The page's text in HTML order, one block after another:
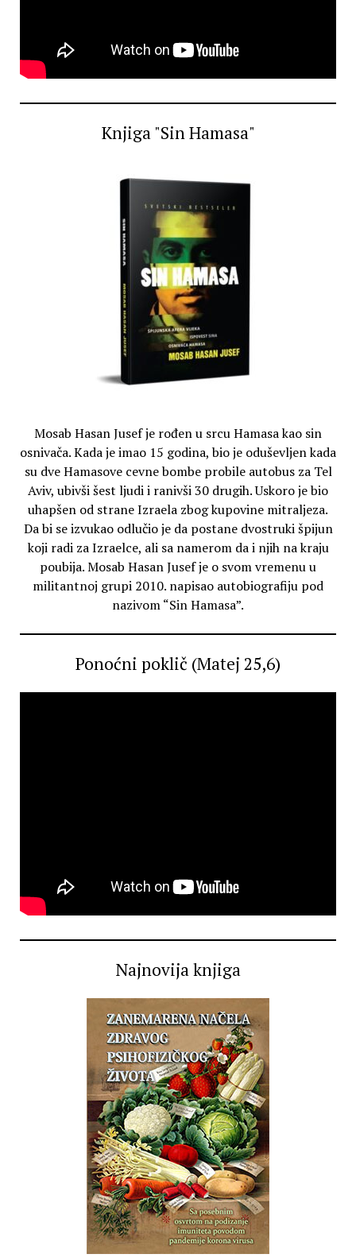
Knjiga "Sin Hamasa"
Mosab Hasan Jusef je rođen u srcu Hamasa kao sin
osnivača. Kada je imao 15 godina, bio je oduševljen kada
su dve Hamasove cevne bombe probile autobus za Tel
Aviv, ubivši šest ljudi i ranivši 30 drugih. Uskoro je bio
uhapšen od strane Izraela zbog kupovine mitraljeza.
Da bi se izvukao odlučio je da postane dvostruki špijun
koji radi za Izraelce, ali sa namerom da i njih na kraju
poubija. Mosab Hasan Jusef je o svom vremenu u
militantnoj grupi 2010. napisao autobiografiju pod
nazivom “Sin Hamasa”.
Ponoćni poklič (Matej 25,6)
Najnovija knjiga